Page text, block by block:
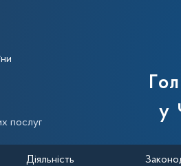
Державної
послуг
у
Діяльність